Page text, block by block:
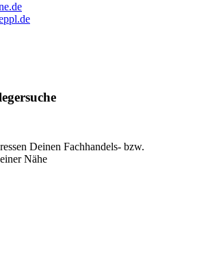
Deinen Fachhandels- bzw.
Nähe